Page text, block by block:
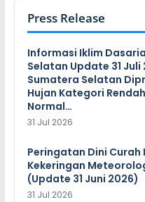
Press Release
Informasi Iklim
Selatan Update 31 Juli
Sumatera Selatan
Hujan Kategori
Normal…
31 Jul 2026
Peringatan Dini Curah
Kekeringan
(Update 31 Juni 2026)
31 Jul 2026